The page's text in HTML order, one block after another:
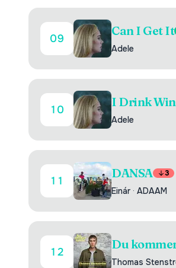
09
Can I Get It
Adele
10
I Drink
Adele
11
DANSA 3
Einár · ADAAM
12
Du
Thomas